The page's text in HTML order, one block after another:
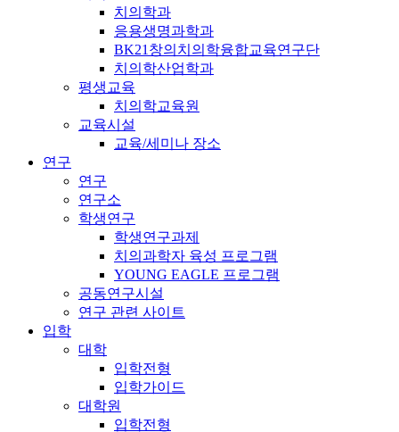
치의학과
응용생명과학과
BK21창의치의학융합교육연구단
치의학산업학과
평생교육
치의학교육원
교육시설
교육/세미나 장소
연구
연구
연구소
학생연구
학생연구과제
치의과학자 육성 프로그램
YOUNG EAGLE 프로그램
공동연구시설
연구 관련 사이트
입학
대학
입학전형
입학가이드
대학원
입학전형